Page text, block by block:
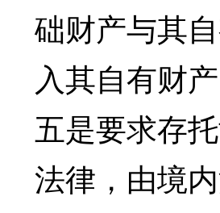
础财产与其
入其自有财
五是要求存
法律，由境